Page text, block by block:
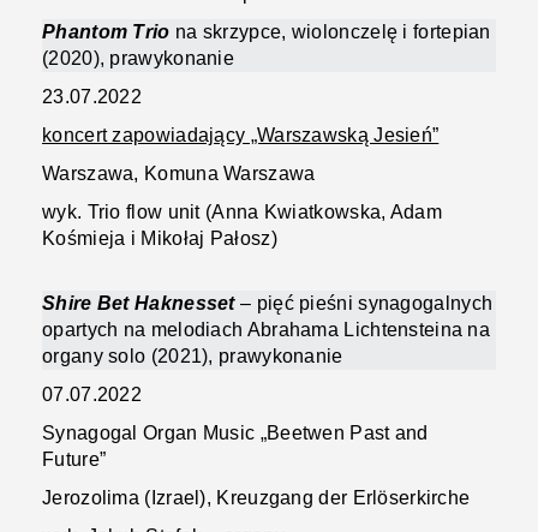
Phantom Trio na skrzypce, wiolonczelę i fortepian
(2020), prawykonanie
23.07.2022
koncert zapowiadający „Warszawską Jesień”
Warszawa, Komuna Warszawa
wyk. Trio flow unit (Anna Kwiatkowska, Adam
Kośmieja i Mikołaj Pałosz)
Shire Bet Haknesset – pięć pieśni synagogalnych
opartych na melodiach Abrahama Lichtensteina na
organy solo (2021), prawykonanie
07.07.2022
Synagogal Organ Music „Beetwen Past and
Future”
Jerozolima (Izrael), Kreuzgang der Erlöserkirche